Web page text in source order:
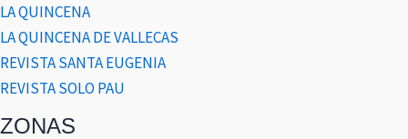
LA QUINCENA
LA QUINCENA DE VALLECAS
REVISTA SANTA EUGENIA
REVISTA SOLO PAU
ZONAS